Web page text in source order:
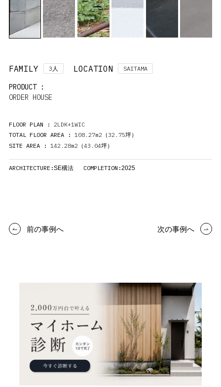
FAMILY 3 人 LOCATION SAITAMA
PRODUCT :
ORDER HOUSE
FLOOR PLAN : 2LDK+1WIC
TOTAL FLOOR AREA : 108.27m2（32.75坪）
SITE AREA : 142.28m2（43.04坪）
ARCHITECTURE:SE構法 COMPLETION:2025
前の事例へ 次の事例へ